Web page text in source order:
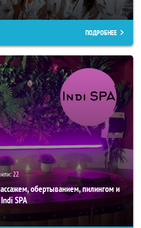
ПОДРОБНЕЕ
22
обертыванием, пилингом и
SPA